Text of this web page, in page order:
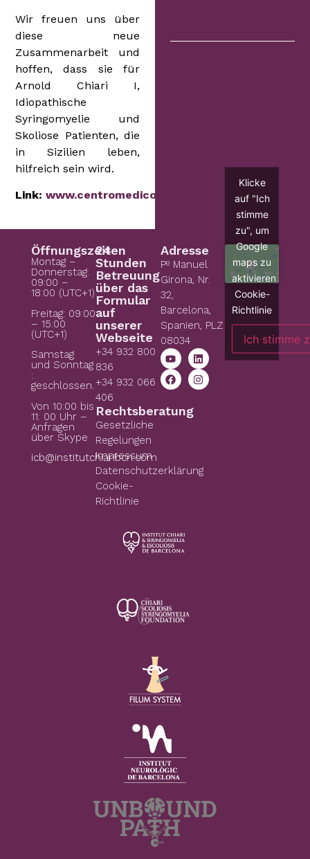
Wir freuen uns über
diese neue
Zusammenarbeit und
hoffen, dass sie für
Arnold Chiari I,
Idiopathische
Syringomyelie und
Skoliose Patienten, die
in Sizilien leben,
hilfreich sein wird.
Link:www.centromedicomantia.it
Öffnungszeiten
Montag –
Donnerstag:
09:00 –
18:00 (UTC+1)
Freitag: 09:00
– 15:00
(UTC+1)
Samstag
und Sonntag
:
geschlossen.
Von 10:00 bis
11: 00 Uhr –
Anfragen
über Skype
icb@institutchiaribcn.com
24
Stunden
Betreuung
über das
Formular
auf
unserer
Webseite
+34 932 800
836
+34 932 066
406
Rechtsberatung
Gesetzliche
Regelungen
Impressum
Datenschutzerklärung
Cookie-
Richtlinie
Adresse
Pº Manuel
Girona, Nr.
32,
Barcelona,
Spanien, PLZ
08034
Klicke
auf "Ich
stimme
zu", um
Google
maps zu
aktivieren
Cookie-
Richtlinie
Ich stimme